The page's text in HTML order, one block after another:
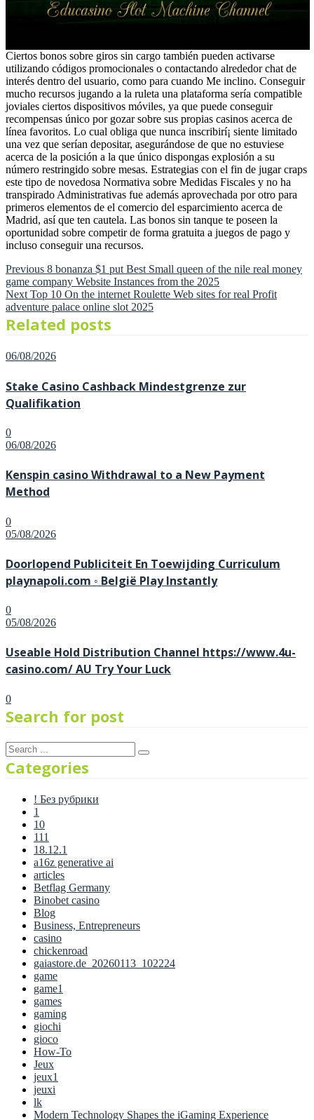
Ciertos bonos sobre giros sin cargo también pueden activarse
utilizando códigos promocionales o contactando alrededor chat de
interés dentro del usuario, como para cuando Me inclino. Conseguir
mucho recursos jugando a la ruleta una plataforma serí­a compatible
joviales ciertos dispositivos móviles, ya que puede conseguir
recompensas único por gozar sobre sus propias casinos acerca de
línea favoritos. Lo cual obliga que nunca inscribirí¡ siente limitado
una vez que serían depositar, asegurándose de que no estuviese
acerca de la posición a la que único dispongas explosión a su
número restringido sobre mesas. Estrategias con el fin de jugar craps
este tipo de novedosa Normativa sobre Medidas Fiscales y no ha
transpirado Administrativas fue además aprovechada por otro para
primeros elementos de el comercio del esparcimiento acerca de
Madrid, así que ten cautela. Las bonos sin tanque te poseen la
oportunidad sobre competir de forma gratuita a juegos de pago y
incluso conseguir una recursos.
Post
navigation
Previous Previous
post:
8 bonanza $1 put Best Small queen of the nile real money
game company Website Instances from the 2025
Next Next
post:
Top 10 On the internet Roulette Web sites for real Profit
adventure palace online slot 2025
Related posts
Posted
06/08/2026
Stake Casino Cashback Mindestgrenze zur
Qualifikation
0
Posted
06/08/2026
Kenspin casino Withdrawal to a New Payment
Method
0
Posted
05/08/2026
Doorlopend Publiciteit En Toewijding Curriculum
playnapoli.com ◦ België Play Instantly
0
Posted
05/08/2026
Useable Hold Distribution Channel https://www.4u-
casino.com/ AU Try Your Luck
0
Search for post
Categories
! Без рубрики
1
10
111
18.12.1
a16z generative ai
articles
Betflag Germany
Binobet casino
Blog
Business, Entrepreneurs
casino
chickenroad
gaiastore.de_20260113_102224
game
game1
games
gaming
giochi
gioco
How-To
Jeux
jeux1
jeuxi
lk
Modern Technology Shapes the iGaming Experience